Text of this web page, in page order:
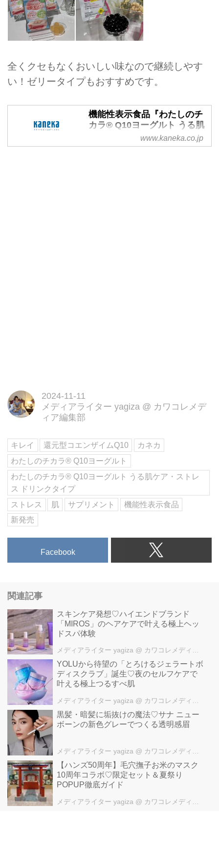
全くクセもなくおいしい味なので継続しやす
い！ゼリータイプもおすすめです。
機能性表示食品『わたしのチ
カラ® Q10ヨーグルト うる肌
ケア・ストレス ドリンクタイ
プ』を新発売 | 株式会社カネ
www.kaneka.co.jp
2024-11-11
メディアライター yagiza @ カワコレメデ
ィア編集部
キレイ 還元型コエンザイムQ10
カネカ
わたしのチカラ® Q10ヨーグルト
わたしのチカラ® Q10ヨーグルト うる肌ケア・ストレ
ス ドリンクタイプ
ストレス
肌 サプリメント
機能性表示食品
新発売
Facebook
関連記事
スキンケア発想♡ハイエンドブランド
「MIROS」のヘアケアで叶える極上ヘッ
ドスパ体験
メディアライター yagiza @ カワコレメディア編集部
YOLUから待望の「とろけるジェラートボ
ディスクラブ」誕生♡夜のセルフケアで
叶える極上つるすべ肌
メディアライター yagiza @ カワコレメディア編集部
黒髪・暗髪に垢抜けの魔法♡サナ ニュー
ボーンの新色グレーでつくる透明感眉
メディアライター yagiza @ カワコレメディア編集部
【ハンズ50周年】毛穴撫子お米のマスク
10周年コラボ♡限定セット＆夏祭り
POPUP徹底ガイド
メディアライター yagiza @ カワコレメディア編集部